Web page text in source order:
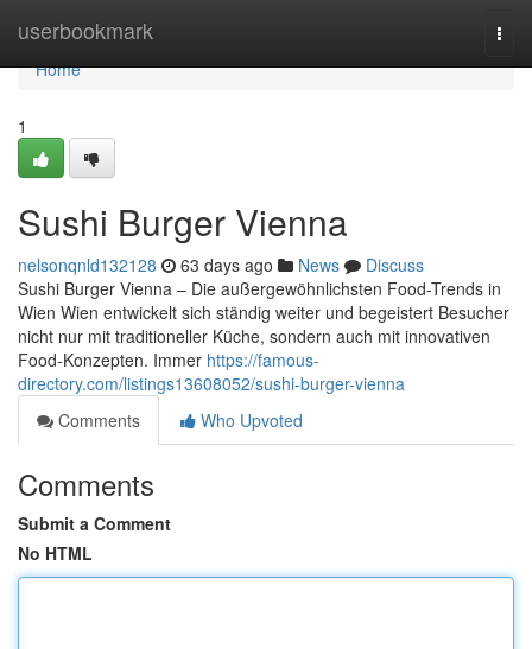
userbookmark
Home
Home
1
Sushi Burger Vienna
nelsonqnld132128 63 days ago News
Discuss
Sushi Burger Vienna – Die außergewöhnlichsten Food-Trends in
Wien Wien entwickelt sich ständig weiter und begeistert Besucher
nicht nur mit traditioneller Küche, sondern auch mit innovativen
Food-Konzepten. Immer https://famous-
directory.com/listings13608052/sushi-burger-vienna
Comments
Who Upvoted
Comments
Submit a Comment
No HTML